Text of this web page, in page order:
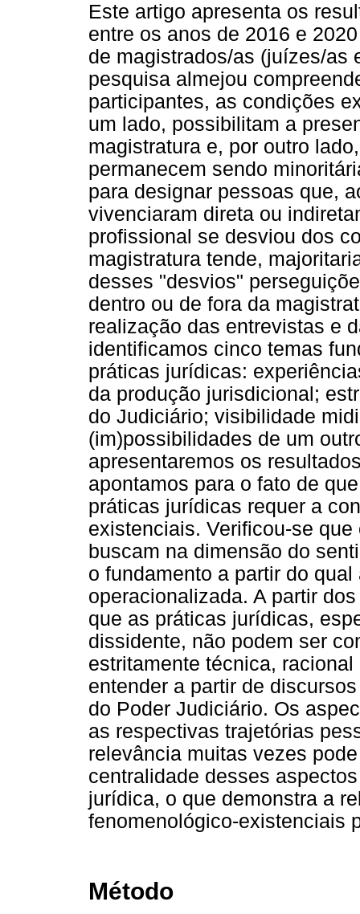
Este artigo apresenta os
entre os anos de 2016 e
de magistrados/as (juízes/as
pesquisa almejou
participantes, as condições
um lado, possibilitam a
magistratura e, por outro
permanecem sendo
para designar pessoas que,
vivenciaram direta ou
profissional se desviou dos
magistratura tende,
desses "desvios"
dentro ou de fora da
realização das entrevistas e
identificamos cinco temas
práticas jurídicas:
da produção jurisdicional;
do Judiciário; visibilidade
(im)possibilidades de um
apresentaremos os
apontamos para o fato de
práticas jurídicas requer a
existenciais. Verificou-se
buscam na dimensão do
o fundamento a partir do
operacionalizada. A partir
que as práticas jurídicas,
dissidente, não podem ser
estritamente técnica,
entender a partir de
do Poder Judiciário. Os
as respectivas trajetórias
relevância muitas vezes
centralidade desses
jurídica, o que demonstra a
fenomenológico-existenciais
Método